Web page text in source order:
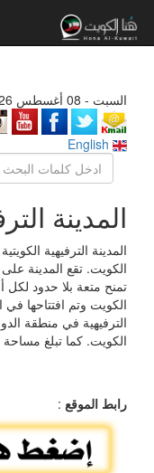
السبت - 08 أغسطس 2026
المدينة
المدينة الترفيهية
تمنح متعة بلا حدود لكل
الترفيهية في منطقة
الكويت. كما تبلغ مساحة
رابط الموقع :